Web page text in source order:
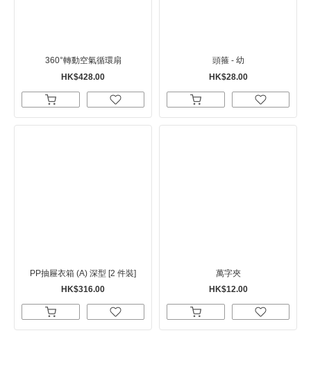
360°轉動空氣循環扇
HK$428.00
頭箍 - 幼
HK$28.00
PP抽屜衣箱 (A) 深型 [2 件裝]
HK$316.00
萬字夾
HK$12.00